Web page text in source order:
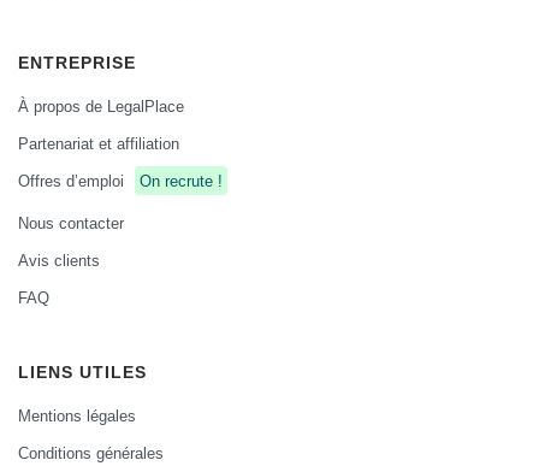
ENTREPRISE
À propos de LegalPlace
Partenariat et affiliation
Offres d’emploi
On recrute !
Nous contacter
Avis clients
FAQ
LIENS UTILES
Mentions légales
Conditions générales